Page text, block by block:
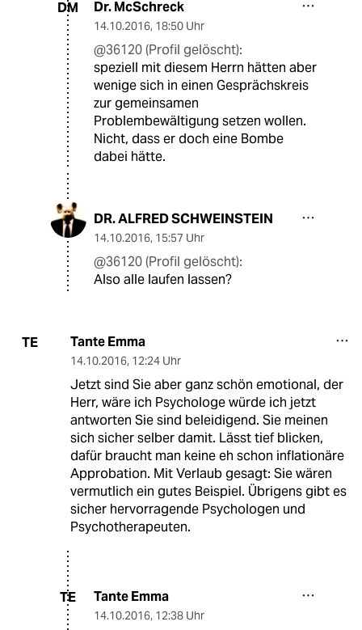
DM Dr. McSchreck
14.10.2016, 18:50 Uhr
@36120 (Profil gelöscht):
speziell mit diesem Herrn hätten aber
wenige sich in einen Gesprächskreis
zur gemeinsamen
Problembewältigung setzen wollen.
Nicht, dass er doch eine Bombe
dabei hätte.
DR. ALFRED SCHWEINSTEIN
14.10.2016, 15:57 Uhr
@36120 (Profil gelöscht):
Also alle laufen lassen?
TE Tante Emma
14.10.2016, 12:24 Uhr
Jetzt sind Sie aber ganz schön emotional, der
Herr, wäre ich Psychologe würde ich jetzt
antworten Sie sind beleidigend. Sie meinen
sich sicher selber damit. Lässt tief blicken,
dafür braucht man keine eh schon inflationäre
Approbation. Mit Verlaub gesagt: Sie wären
vermutlich ein gutes Beispiel. Übrigens gibt es
sicher hervorragende Psychologen und
Psychotherapeuten.
TE Tante Emma
14.10.2016, 12:38 Uhr